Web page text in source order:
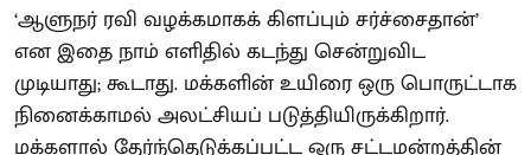
‘ஆளுநர் ரவி வழக்கமாகக் கிளப்பும் சர்ச்சைதான்’
என இதை நாம் எளிதில் கடந்து சென்றுவிட
முடியாது; கூடாது. மக்களின் உயிரை ஒரு பொருட்டாக
நினைக்காமல் அலட்சியப் படுத்தியிருக்கிறார்.
மக்களால் தேர்ந்தெடுக்கப்பட்ட ஒரு சட்டமன்றத்தின்